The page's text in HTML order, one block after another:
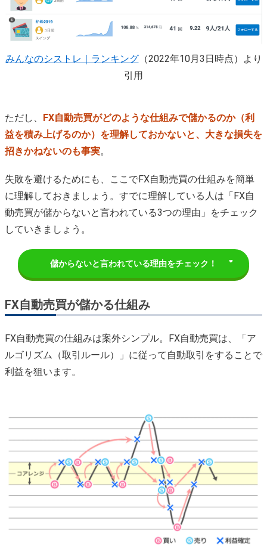
みんなのシストレ｜ランキング（2022年10月3日時点）より
引用
ただし、 FX自動売買がどのような仕組みで儲かるのか（利
益を積み上げるのか）を理解しておかないと、大きな損失を
招きかねないのも事実。
失敗を避けるためにも、ここでFX自動売買の仕組みを簡単
に理解しておきましょう。すでに理解している人は「FX自
動売買が儲からないと言われている3つの理由」をチェック
していきましょう。
儲からないと言われている理由をチェック！
FX自動売買が儲かる仕組み
FX自動売買の仕組みは案外シンプル。FX自動売買は、「ア
ルゴリズム（取引ルール）」に従って自動取引をすることで
利益を狙います。